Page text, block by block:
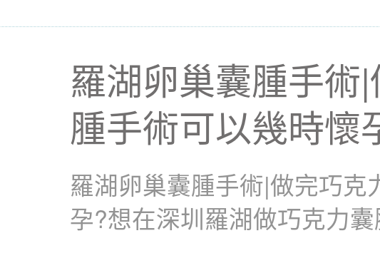
羅湖卵巢囊腫手術
腫手術可以幾時懷
羅湖卵巢囊腫手術|做完巧克
孕?想在深圳羅湖做巧克力